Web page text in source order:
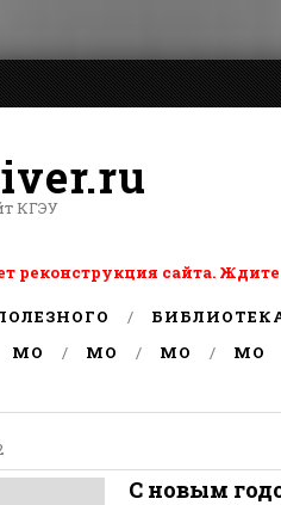
КГЭУ
реконструкция сайта. Ждите
MO MO MO MO
С новым